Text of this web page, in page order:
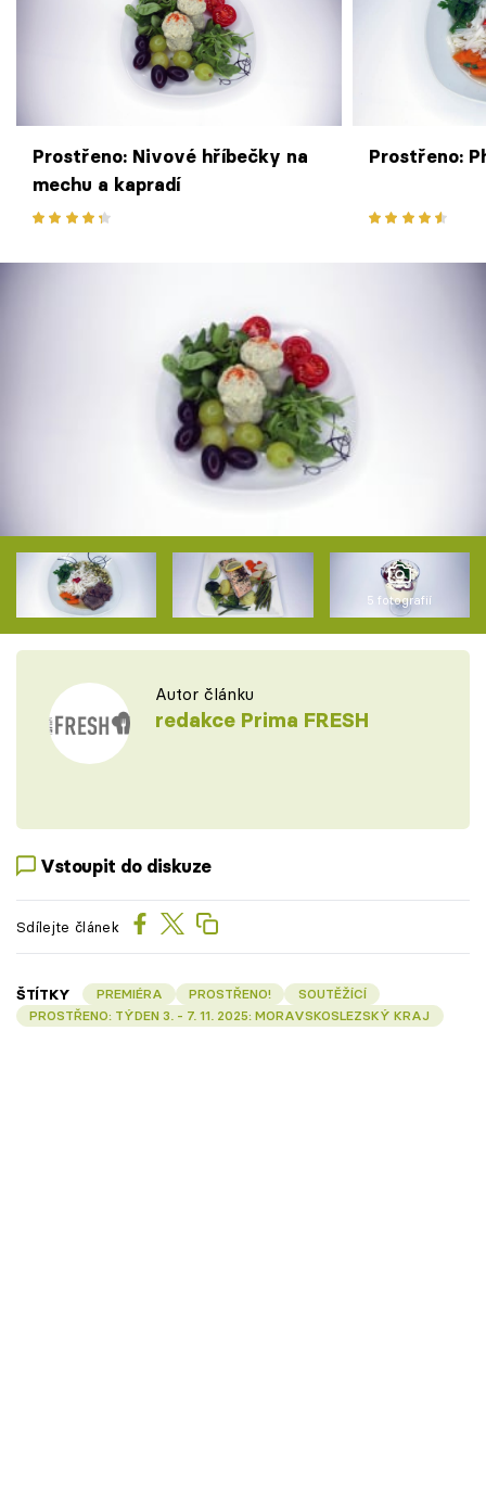
Prostřeno: Nivové hříbečky na
mechu a kapradí
Prostřeno:
5 fotografií
Autor článku
redakce Prima FRESH
Vstoupit do diskuze
Sdílejte článek
ŠTÍTKY PREMIÉRA PROSTŘENO!
SOUTĚŽÍCÍ
PROSTŘENO: TÝDEN 3. - 7. 11. 2025: MORAVSKOSLEZSKÝ KRAJ